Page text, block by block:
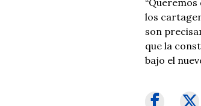
los
son
que la
bajo el